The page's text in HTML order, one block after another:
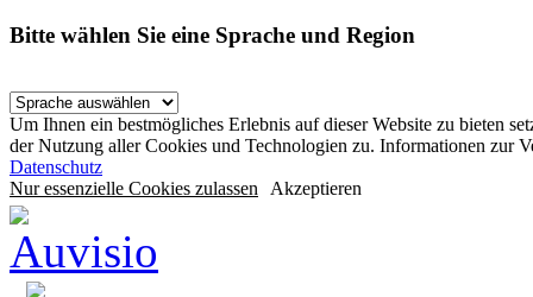
Bitte wählen Sie eine Sprache und Region
Um Ihnen ein bestmögliches Erlebnis auf dieser Website zu bieten
der Nutzung aller Cookies und Technologien zu. Informationen zur
Datenschutz
Nur essenzielle Cookies zulassen Akzeptieren